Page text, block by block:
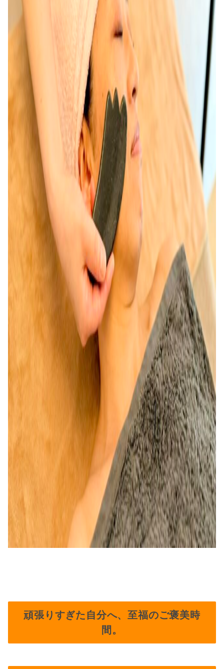
頑張りすぎた自分へ、至福のご褒美時
間。